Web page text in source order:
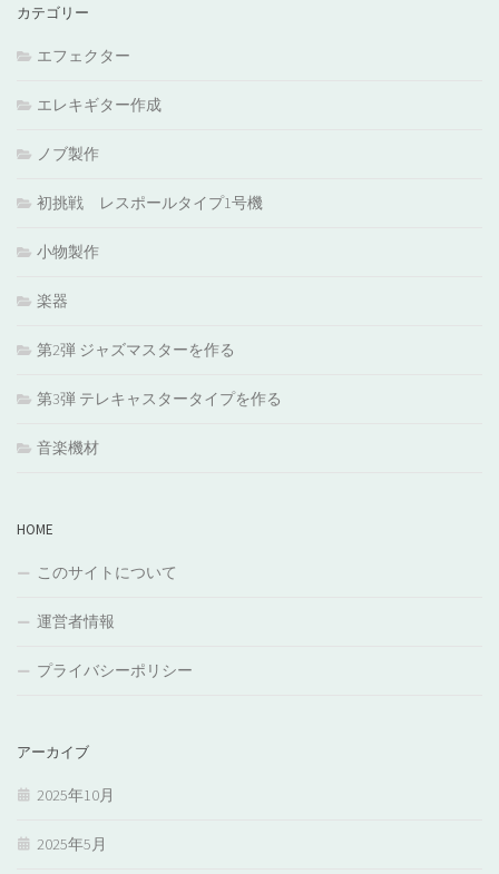
カテゴリー
エフェクター
エレキギター作成
ノブ製作
初挑戦 レスポールタイプ1号機
小物製作
楽器
第2弾 ジャズマスターを作る
第3弾 テレキャスタータイプを作る
音楽機材
HOME
このサイトについて
運営者情報
プライバシーポリシー
アーカイブ
2025年10月
2025年5月